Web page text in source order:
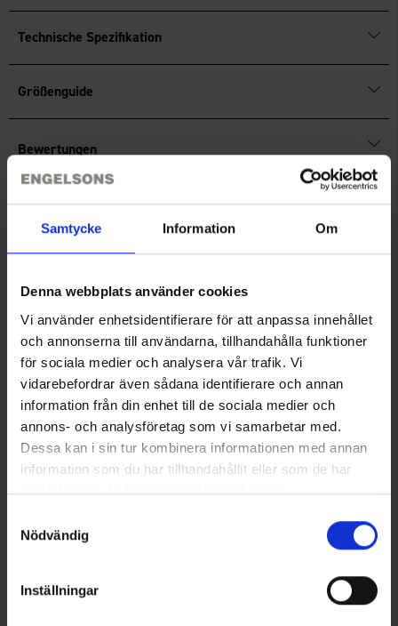
Samtycke Information Om
Denna webbplats använder cookies
Vi använder enhetsidentifierare för att anpassa innehållet
och annonserna till användarna, tillhandahålla funktioner
för sociala medier och analysera vår trafik. Vi
vidarebefordrar även sådana identifierare och annan
information från din enhet till de sociala medier och
annons- och analysföretag som vi samarbetar med.
Dessa kan i sin tur kombinera informationen med annan
information som du har tillhandahållit eller som de har
samlat in när du har använt deras tjänster.
Nödvändig
Inställningar
Reflexdetails vorne und hinten an den Beinen machen dich
sichtbar, wenn es dunkel wird. Die Beine sind verstellbar.
Wasserdicht mit verschweißten Nähten.
Technische Spezifikation
Größenguide
Bewertungen
Sie benötigen vielleicht auch
Coolmax Socken
Ab6,50 €
Damen Wollpullover Bergen
29 €